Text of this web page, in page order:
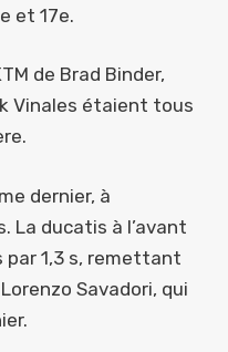
et 17e.
de Brad Binder,
Vinales étaient tous
dernier, à
La ducatis à l’avant
par 1,3 s, remettant
Savadori, qui